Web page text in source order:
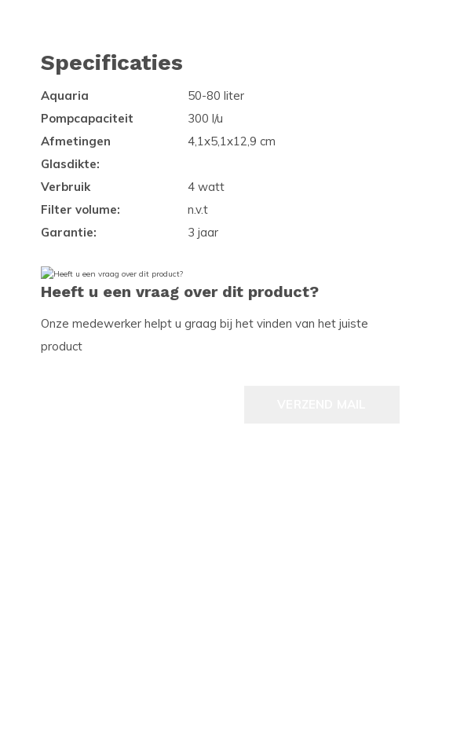
Specificaties
Aquaria
50-80 liter
Pompcapaciteit
300 l/u
Afmetingen
4,1x5,1x12,9 cm
Glasdikte:
Verbruik
4 watt
Filter volume:
n.v.t
Garantie:
3 jaar
Heeft u een vraag over dit product?
Onze medewerker helpt u graag bij het vinden van het juiste
product